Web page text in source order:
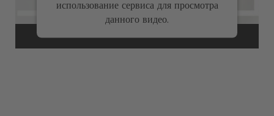
использование сервиса для просмотра
данного видео.
Дополнительная